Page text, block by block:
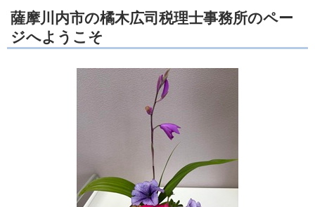
薩摩川内市の橘木広司税理士事務所のペー
ジへようこそ